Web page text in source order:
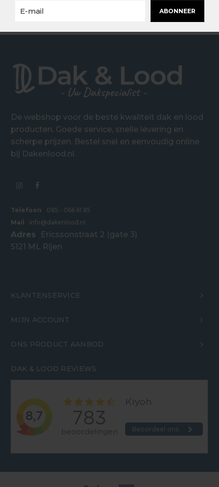
ABONNEER
De webshop voor de beste kwaliteit dak en lood
producten. Goede service, snelle levering en
scherpe prijzen. Bestel snel en eenvoudig online
bij Dakenlood.nl.
Telefoon
085 - 066 61 85
Mail
info@dakenlood.nl
Adres
Ericssonstraat 2 (gate 3)
5121 ML Rijen
KLANTENSERVICE
MIJN ACCOUNT
ONS PRODUCT AANBOD
DAK & LOOD REVIEWS